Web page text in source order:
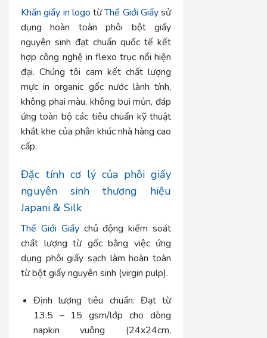
Khăn giấy in logo từThế Giới Giấysử
dụng hoàn toàn phôi bột giấy
nguyên sinh đạt chuẩn quốc tế kết
hợp công nghệ in flexo trục nổi hiện
đại. Chúng tôi cam kết chất lượng
mực in organic gốc nước lành tính,
không phai màu, không bụi mủn, đáp
ứng toàn bộ các tiêu chuẩn kỹ thuật
khắt khe của phân khúc nhà hàng cao
cấp.
Đặc tính cơ lý của phôi giấy
nguyên sinh thương hiệu
Japani & Silk
Thế Giới Giấychủ động kiểm soát
chất lượng từ gốc bằng việc ứng
dụng phôi giấy sạch làm hoàn toàn
từ bột giấy nguyên sinh (virgin pulp).
Định lượng tiêu chuẩn: Đạt từ
13.5 – 15 gsm/lớp cho dòng
napkin vuông (24x24cm,